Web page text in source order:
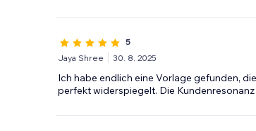
5
Jaya Shree
30. 8. 2025
Ich habe endlich eine Vorlage gefunden,
perfekt widerspiegelt. Die